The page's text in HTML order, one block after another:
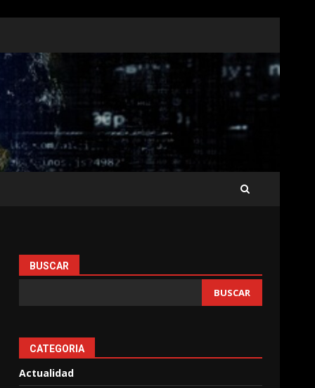
BUSCAR
BUSCAR
CATEGORIA
Actualidad